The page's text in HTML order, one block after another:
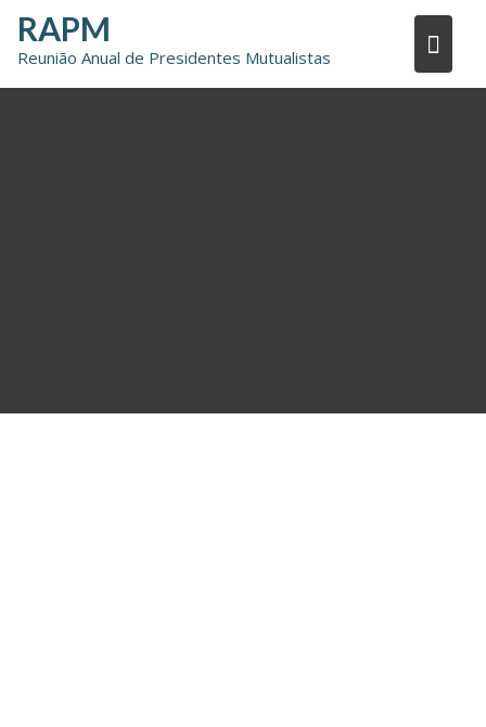
Skip
content
RAPM
Reunião Anual de Presidentes Mutualistas